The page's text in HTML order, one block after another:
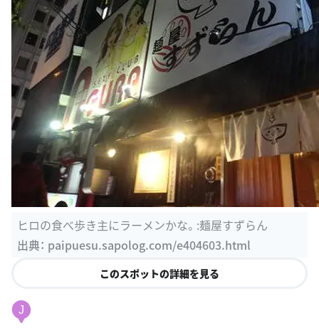
ヒロの食べ歩き主にラーメンかな。:麺屋すずらん
出典：paipuesu.sapolog.com/e404603.html
このスポットの詳細を見る
らーめん五丈原